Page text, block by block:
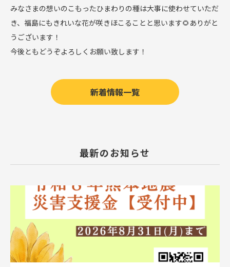
みなさまの想いのこもったひまわりの種は大事に使わせていただ
き、福島にもきれいな花が咲きほこることと思います🌻ありがと
うございます！
今後ともどうぞよろしくお願い致します！
新着情報一覧
最新のお知らせ